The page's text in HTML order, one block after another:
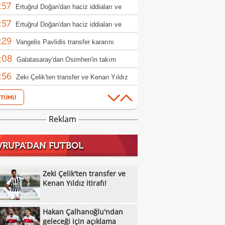
Ertuğrul Doğan'dan haciz iddiaları ve
açıklaması
Ertuğrul Doğan'dan haciz iddiaları ve
açıklaması
Vangelis Pavlidis transfer kararını
verdi!
Galatasaray'dan Osimhen'in takım
teklif hazırlığı!
Zeki Çelik'ten transfer ve Kenan Yıldız
Fenerbahçe'de Semedo takımdan
İşte nedeni
Beşiktaş'ta Felix Uduokhai'ye sürpriz
euro
Milli sporcu İlke Özyüksel Mihrioğlu,
Galatasaray'da transfer çıkmazının
'Osimhen'
Beşiktaş'a büyük indirim: Pierre-Emile
Leroy Sane'den Arabistan tekliflerine
Reklam
FUTBOL
Zeki Çelik'ten transfer ve
Kenan Yıldız itirafı!
Hakan Çalhanoğlu'ndan
geleceği için açıklama